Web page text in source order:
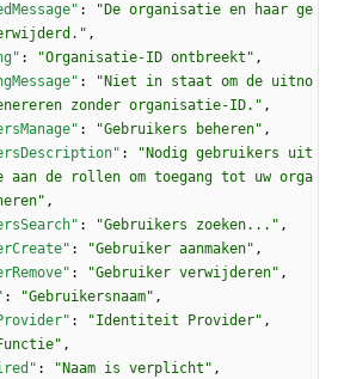
:
"De organisatie en haar ge
,
: "Organisatie-ID ontbreekt" ,
:
"Niet in staat om de uitno
zonder organisatie-ID." ,
: "Gebruikers beheren" ,
:
"Nodig gebruikers uit
aan de rollen om toegang tot uw orga
,
: "Gebruikers zoeken..." ,
: "Gebruiker aanmaken" ,
: "Gebruiker verwijderen" ,
: "Gebruikersnaam" ,
: "Identiteit Provider" ,
,
: "Naam is verplicht" ,